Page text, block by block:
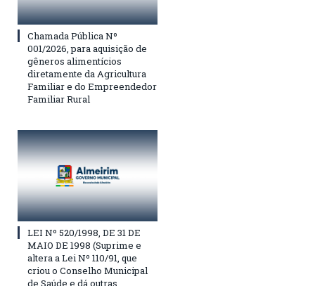
Chamada Pública Nº
001/2026, para aquisição de
gêneros alimentícios
diretamente da Agricultura
Familiar e do Empreendedor
Familiar Rural
LEI Nº 520/1998, DE 31 DE
MAIO DE 1998 (Suprime e
altera a Lei Nº 110/91, que
criou o Conselho Municipal
de Saúde e dá outras